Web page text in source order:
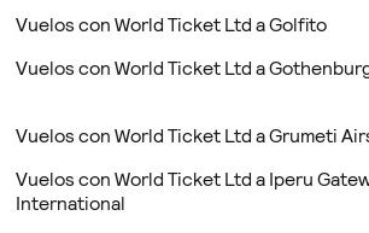
Vuelos con World Ticket Ltd a Golfito
Vuelos con World Ticket Ltd a
Vuelos con World Ticket Ltd a Grumeti
Vuelos con World Ticket Ltd a Iperu
International